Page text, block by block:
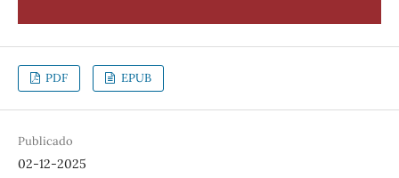
PDF EPUB
Publicado
02-12-2025